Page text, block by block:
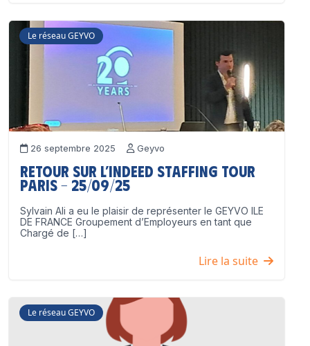
Le réseau GEYVO
26 septembre 2025 Geyvo
Retour sur l’Indeed Staffing Tour
Paris – 25/09/25
Sylvain Ali a eu le plaisir de représenter le GEYVO ILE
DE FRANCE Groupement d’Employeurs en tant que
Chargé de […]
Lire la suite
Le réseau GEYVO